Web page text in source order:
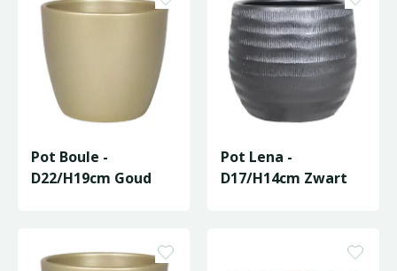
Pot Boule -
D22/H19cm Goud
Pot Lena -
D17/H14cm Zwart